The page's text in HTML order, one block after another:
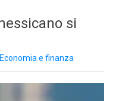
si
Economia e finanza